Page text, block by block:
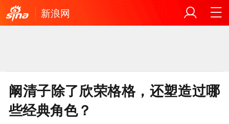
新浪网
阚清子除了欣荣格格，还塑造过哪
些经典角色？